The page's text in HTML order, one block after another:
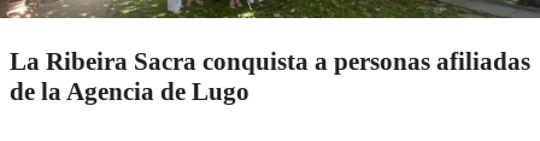
La Ribeira Sacra conquista a personas afiliadas
de la Agencia de Lugo